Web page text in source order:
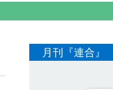
月刊『連合』